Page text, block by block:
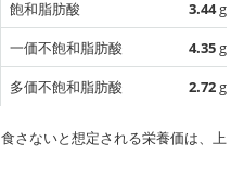
飽和脂肪酸
3.44g
一価不飽和脂肪酸
4.35g
多価不飽和脂肪酸
2.72g
さないと想定される栄養価は、上